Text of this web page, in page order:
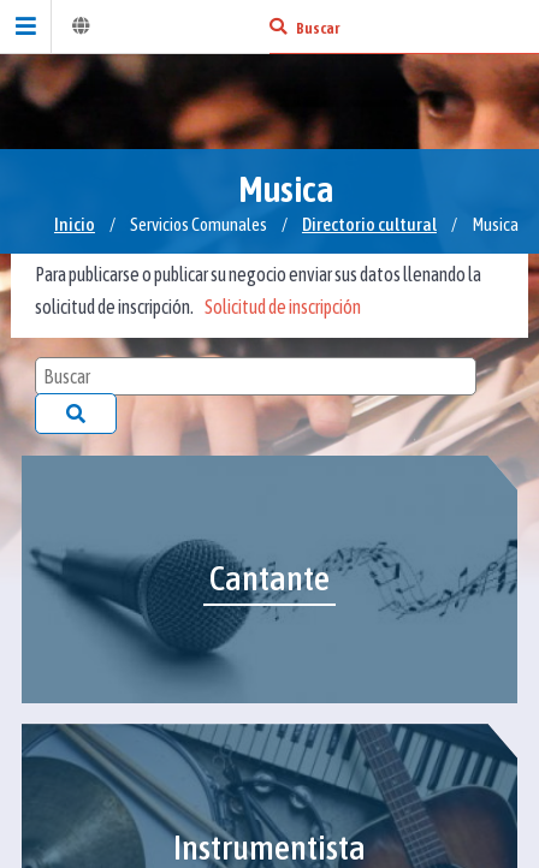
Musica
Inicio / Servicios Comunales / Directorio cultural / Musica
Para publicarse o publicar su negocio enviar sus datos llenando la
solicitud de inscripción. Solicitud de inscripción
Cantante
Instrumentista